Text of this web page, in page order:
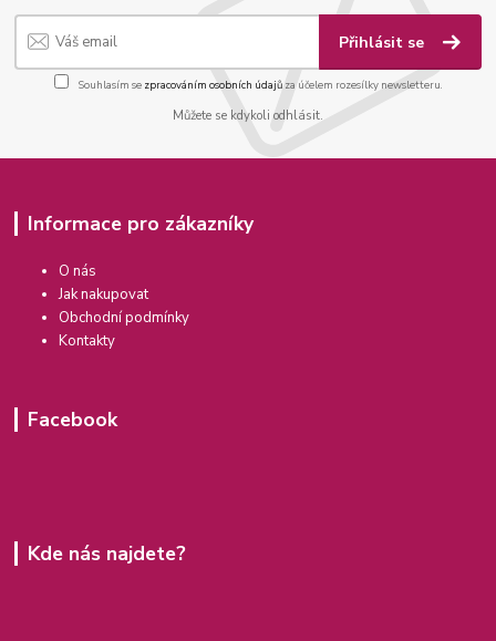
Přihlásit se
Souhlasím se zpracováním osobních údajůza účelem rozesílky newsletteru.
Můžete se kdykoli odhlásit.
Informace pro zákazníky
O nás
Jak nakupovat
Obchodní podmínky
Kontakty
Facebook
Kde nás najdete?